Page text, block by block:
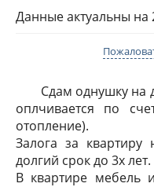
Данные актуальны на
Сдам однушку на
оплчивается по
отопление).
Залога за
долгий срок до 3х лет.
В квартире мебель